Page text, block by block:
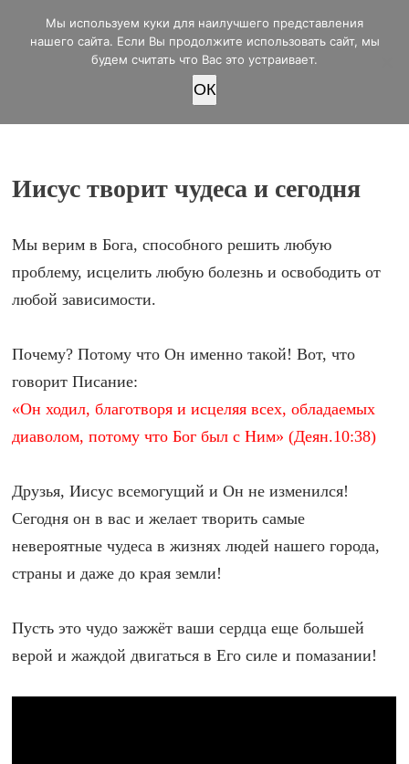
office@lifeinvictory.ru
+7 950 189 4420
Россия, г.Оренбург, ул.Мира 32/2
Иисус творит чудеса и сегодня
Мы верим в Бога, способного решить любую
проблему, исцелить любую болезнь и освободить от
любой зависимости.
Почему? Потому что Он именно такой! Вот, что
говорит Писание:
«Он ходил, благотворя и исцеляя всех, обладаемых
диаволом, потому что Бог был с Ним» (Деян.10:38)
Друзья, Иисус всемогущий и Он не изменился!
Сегодня он в вас и желает творить самые
невероятные чудеса в жизнях людей нашего города,
страны и даже до края земли!
Пусть это чудо зажжёт ваши сердца еще большей
верой и жаждой двигаться в Его силе и помазании!
Мы используем куки для наилучшего представления
нашего сайта. Если Вы продолжите использовать сайт, мы
будем считать что Вас это устраивает.
OК